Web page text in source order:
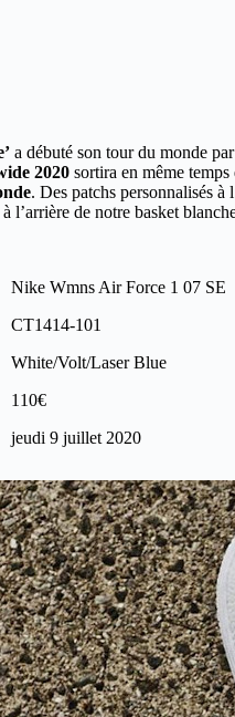
a débuté son tour du monde
2020 sortira en même
. Des patchs personnalisés
de notre basket
Nike Wmns Air Force 1 07 SE
CT1414-101
White/Volt/Laser Blue
110€
jeudi 9 juillet 2020